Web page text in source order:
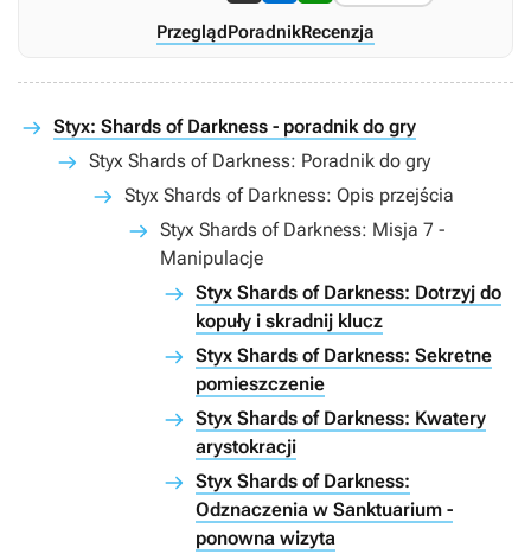
PrzeglądPoradnikRecenzja
Styx: Shards of Darkness - poradnik do gry
Styx Shards of Darkness: Poradnik do gry
Styx Shards of Darkness: Opis przejścia
Styx Shards of Darkness: Misja 7 -
Manipulacje
Styx Shards of Darkness: Dotrzyj do
kopuły i skradnij klucz
Styx Shards of Darkness: Sekretne
pomieszczenie
Styx Shards of Darkness: Kwatery
arystokracji
Styx Shards of Darkness:
Odznaczenia w Sanktuarium -
ponowna wizyta